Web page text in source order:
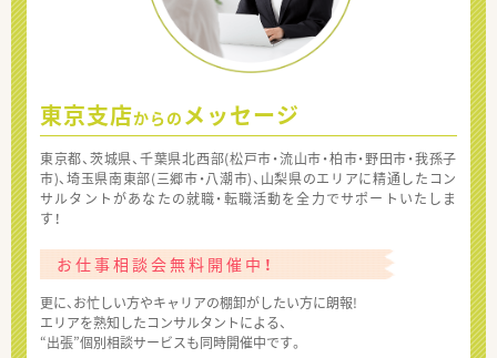
東京支店からの メッセージ
東京都、茨城県、千葉県北西部(松戸市・流山市・柏市・野田市・我孫子
市)、埼玉県南東部(三郷市・八潮市)、山梨県のエリアに精通したコン
サルタントがあなたの就職・転職活動を全力でサポートいたしま
す！
お仕事相談会無料開催中！
更に、お忙しい方やキャリアの棚卸がしたい方に朗報!
エリアを熟知したコンサルタントによる、
“出張”個別相談サービスも同時開催中です。